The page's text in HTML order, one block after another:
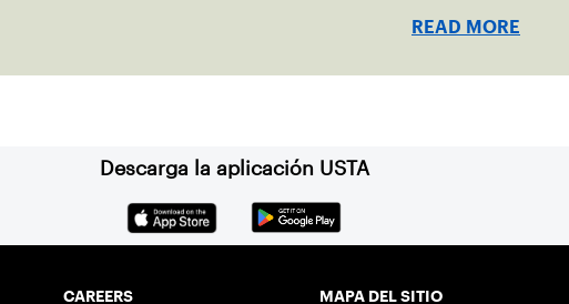
READ MORE
Descarga la aplicación USTA
CAREERS MAPA DEL SITIO